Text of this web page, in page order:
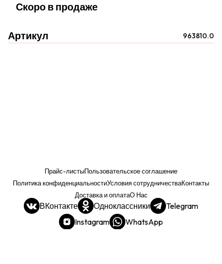
Скоро в продаже
Артикул 963810.0
Прайс-листыПользовательское соглашение
Политика конфиденциальностиУсловия сотрудничестваКонтакты
Доставка и оплатаО Нас
ВКонтакте Одноклассники
Telegram
Instagram
WhatsApp